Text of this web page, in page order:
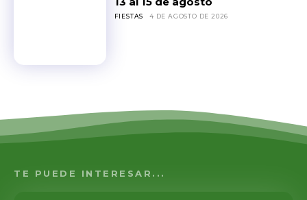
FIESTAS 4 DE AGOSTO DE 2026
TE PUEDE INTERESAR...